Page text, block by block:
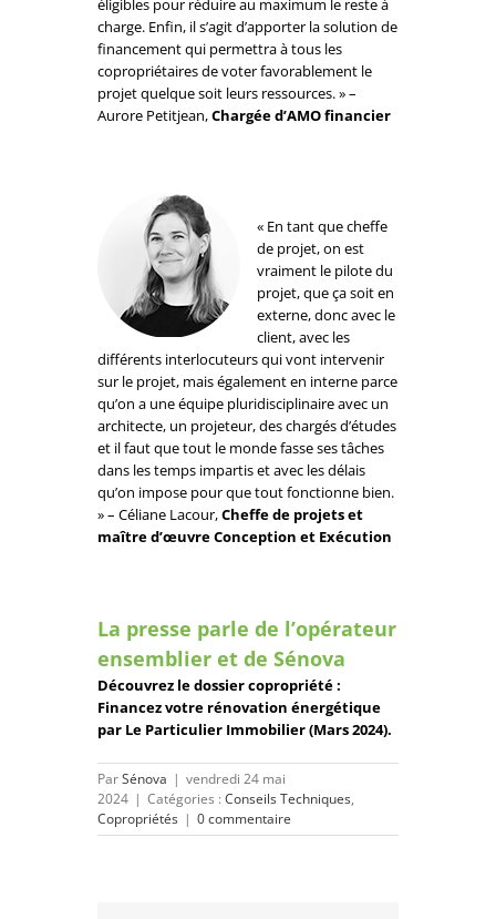
éligibles pour réduire au maximum le reste à
charge. Enfin, il s’agit d’apporter la solution de
financement qui permettra à tous les
copropriétaires de voter favorablement le
projet quelque soit leurs ressources. » –
Aurore Petitjean,Chargée d’AMO financier
« En tant que cheffe
de projet, on est
vraiment le pilote du
projet, que ça soit en
externe, donc avec le
client, avec les
différents interlocuteurs qui vont intervenir
sur le projet, mais également en interne parce
qu’on a une équipe pluridisciplinaire avec un
architecte, un projeteur, des chargés d’études
et il faut que tout le monde fasse ses tâches
dans les temps impartis et avec les délais
qu’on impose pour que tout fonctionne bien.
» – Céliane Lacour,Cheffe de projets et
maître d’œuvre Conception et Exécution
La presse parle de l’opérateur
ensemblier et de Sénova
Découvrez le dossier copropriété :
Financez votre rénovation énergétique
par Le Particulier Immobilier (Mars 2024).
ParSénova | vendredi 24 mai
2024 | Catégories :Conseils Techniques,
Copropriétés | 0 commentaire